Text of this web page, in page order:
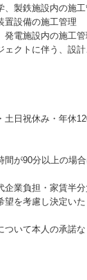
、製鉄施設内の施工
置設備の施工管理
発電施設内の施工管
ェクトに伴う、設
土日祝休み・年休
間が90分以上の場
業負担・家賃半分
望を考慮し決定い
ついて本人の承諾